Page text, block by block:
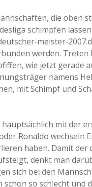
die oben
schimpfen
meister-
werden.
wie jetzt gerade
namens
mit Schimpf und
mit der
Ronaldo wechseln
haben. Damit
denkt man
sich bei den
so schlecht und